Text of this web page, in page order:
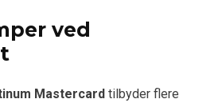
ved
Mastercard tilbyder flere